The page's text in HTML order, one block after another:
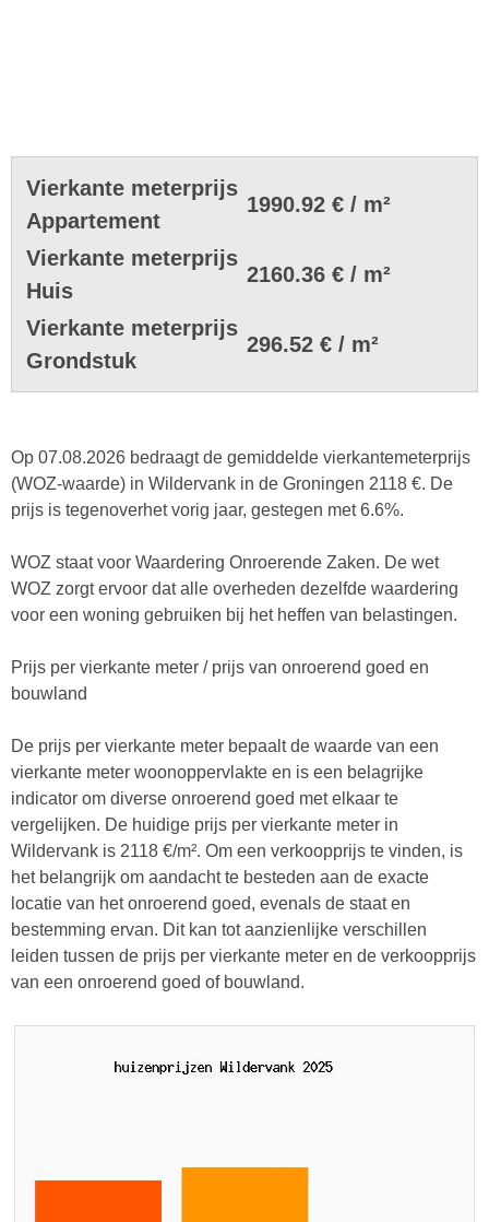
Vierkante meterprijs
Appartement
1990.92 € / m²
Vierkante meterprijs
Huis
2160.36 € / m²
Vierkante meterprijs
Grondstuk
296.52 € / m²
Op 07.08.2026 bedraagt de gemiddelde vierkantemeterprijs
(WOZ-waarde) in Wildervank in de Groningen 2118 €. De
prijs is tegenoverhet vorig jaar, gestegen met 6.6%.
WOZ staat voor Waardering Onroerende Zaken. De wet
WOZ zorgt ervoor dat alle overheden dezelfde waardering
voor een woning gebruiken bij het heffen van belastingen.
Prijs per vierkante meter / prijs van onroerend goed en
bouwland
De prijs per vierkante meter bepaalt de waarde van een
vierkante meter woonoppervlakte en is een belagrijke
indicator om diverse onroerend goed met elkaar te
vergelijken. De huidige prijs per vierkante meter in
Wildervank is 2118 €/m². Om een verkoopprijs te vinden, is
het belangrijk om aandacht te besteden aan de exacte
locatie van het onroerend goed, evenals de staat en
bestemming ervan. Dit kan tot aanzienlijke verschillen
leiden tussen de prijs per vierkante meter en de verkoopprijs
van een onroerend goed of bouwland.